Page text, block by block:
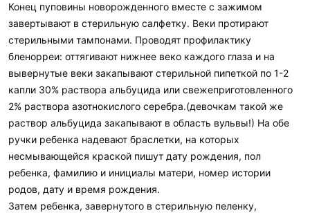
Конец пуповины новорожденного вместе с зажимом
завертывают в стерильную салфетку. Веки протирают
стерильными тампонами. Проводят профилактику
бленорреи: оттягивают нижнее веко каждого глаза и на
вывернутые веки закапывают стерильной пипеткой по 1-2
капли 30% раствора альбуцида или свежеприготовленного
2% раствора азотнокислого серебра.(девочкам такой же
раствор альбуцида закапывают в область вульвы!) На обе
ручки ребенка надевают браслетки, на которых
несмывающейся краской пишут дату рождения, пол
ребенка, фамилию и инициалы матери, номер истории
родов, дату и время рождения.
Затем ребенка, завернутого в стерильную пеленку,